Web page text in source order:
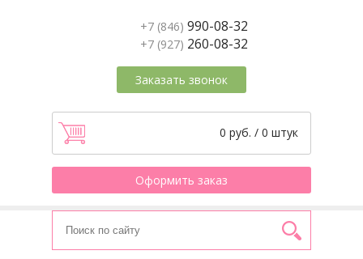
+7 (846) 990-08-32
+7 (927) 260-08-32
Заказать звонок
0 руб. / 0 штук
Оформить заказ